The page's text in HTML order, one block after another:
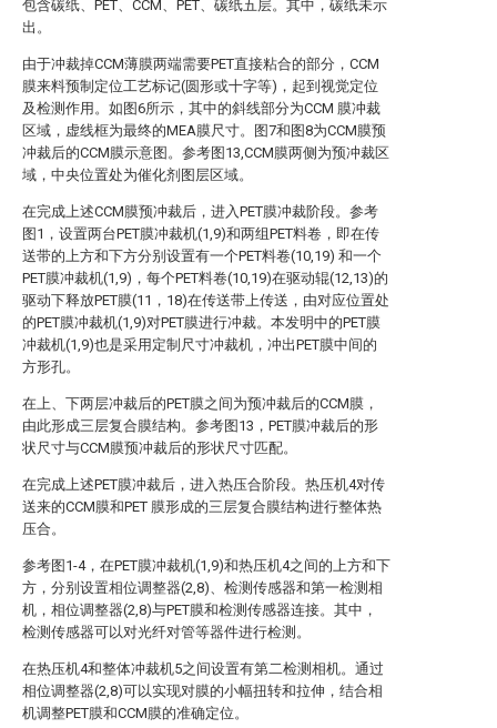
包含碳纸、PET、CCM、PET、碳纸五层。其中，碳纸未示
出。
由于冲裁掉CCM薄膜两端需要PET直接粘合的部分，CCM
膜来料预制定位工艺标记(圆形或十字等)，起到视觉定位
及检测作用。如图6所示，其中的斜线部分为CCM 膜冲裁
区域，虚线框为最终的MEA膜尺寸。图7和图8为CCM膜预
冲裁后的CCM膜示意图。参考图13,CCM膜两侧为预冲裁区
域，中央位置处为催化剂图层区域。
在完成上述CCM膜预冲裁后，进入PET膜冲裁阶段。参考
图1，设置两台PET膜冲裁机(1,9)和两组PET料卷，即在传
送带的上方和下方分别设置有一个PET料卷(10,19) 和一个
PET膜冲裁机(1,9)，每个PET料卷(10,19)在驱动辊(12,13)的
驱动下释放PET膜(11，18)在传送带上传送，由对应位置处
的PET膜冲裁机(1,9)对PET膜进行冲裁。本发明中的PET膜
冲裁机(1,9)也是采用定制尺寸冲裁机，冲出PET膜中间的
方形孔。
在上、下两层冲裁后的PET膜之间为预冲裁后的CCM膜，
由此形成三层复合膜结构。参考图13，PET膜冲裁后的形
状尺寸与CCM膜预冲裁后的形状尺寸匹配。
在完成上述PET膜冲裁后，进入热压合阶段。热压机4对传
送来的CCM膜和PET 膜形成的三层复合膜结构进行整体热
压合。
参考图1-4，在PET膜冲裁机(1,9)和热压机4之间的上方和下
方，分别设置相位调整器(2,8)、检测传感器和第一检测相
机，相位调整器(2,8)与PET膜和检测传感器连接。其中，
检测传感器可以对光纤对管等器件进行检测。
在热压机4和整体冲裁机5之间设置有第二检测相机。通过
相位调整器(2,8)可以实现对膜的小幅扭转和拉伸，结合相
机调整PET膜和CCM膜的准确定位。